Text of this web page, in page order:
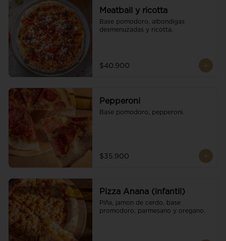
Meatball y ricotta
Base pomodoro, albondigas
desmenuzadas y ricotta.
$40.900
Pepperoni
Base pomodoro, pepperoni.
$35.900
Pizza Anana (infantil)
Piña, jamon de cerdo, base
promodoro, parmesano y oregano.